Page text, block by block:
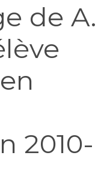
de A.
2010-